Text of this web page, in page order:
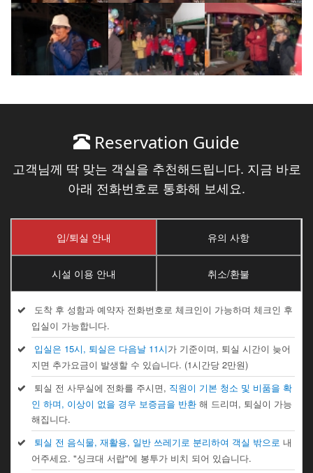
Reservation Guide
고객님께 딱 맞는 객실을 추천해드립니다. 지금 바로
아래 전화번호로 통화해 보세요.
입/퇴실 안내 유의 사항
시설 이용 안내 취소/환불
도착 후 성함과 예약자 전화번호로 체크인이 가능하며 체크인 후
입실이 가능합니다.
입실은 15시, 퇴실은 다음날 11시가 기준이며, 퇴실 시간이 늦어
지면 추가요금이 발생할 수 있습니다. (1시간당 2만원)
퇴실 전 사무실에 전화를 주시면, 직원이 기본 청소 및 비품을 확
인 하며, 이상이 없을 경우 보증금을 반환해 드리며, 퇴실이 가능
해집니다.
퇴실 전 음식물, 재활용, 일반 쓰레기로 분리하여 객실 밖으로 내
어주세요. "싱크대 서랍"에 봉투가 비치 되어 있습니다.